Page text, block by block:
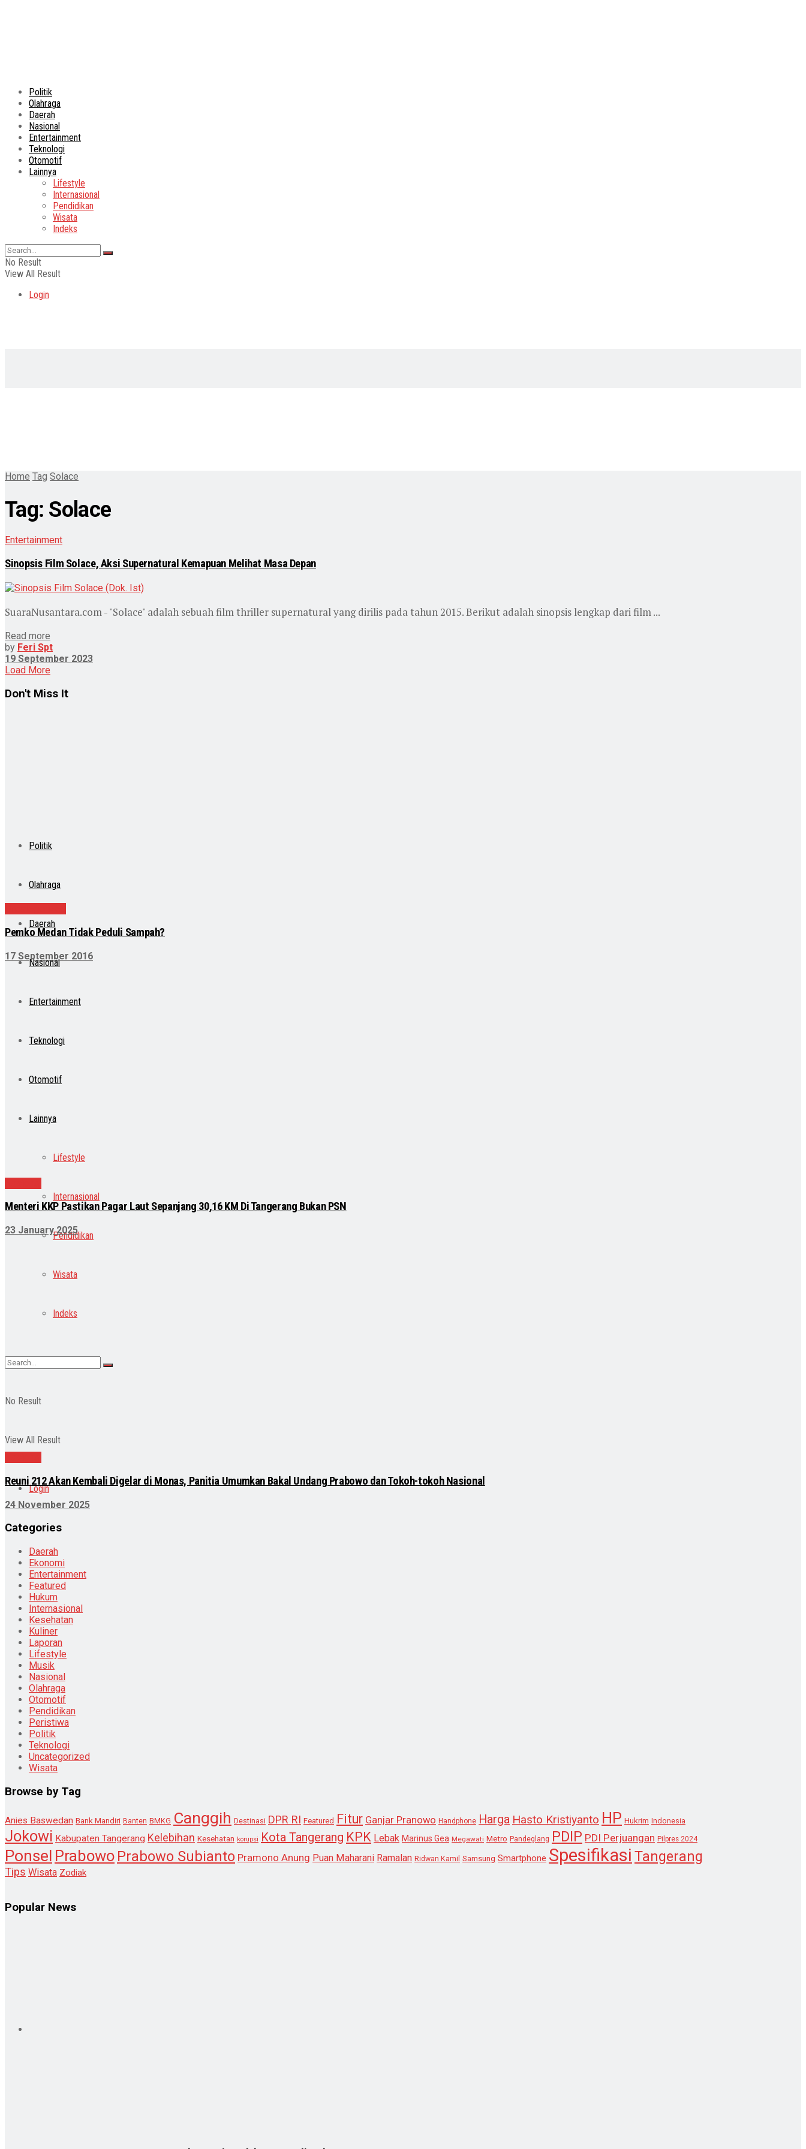
Politik
Olahraga
Daerah
Nasional
Entertainment
Teknologi
Otomotif
Lainnya
Lifestyle
Internasional
Pendidikan
Wisata
Indeks
No Result
View All Result
Login
Politik
Olahraga
Daerah
Nasional
Entertainment
Teknologi
Otomotif
Lainnya
Lifestyle
Internasional
Pendidikan
Wisata
Indeks
No Result
View All Result
Login
Home Tag Solace
Tag: Solace
Entertainment
Sinopsis Film Solace, Aksi Supernatural Kemapuan Melihat Masa Depan
SuaraNusantara.com - "Solace" adalah sebuah film thriller supernatural yang dirilis pada tahun 2015. Berikut adalah sinopsis lengkap dari film ...
Read more
by Feri Spt
19 September 2023
Load More
Don't Miss It
Pemko Medan Tidak Peduli Sampah?
17 September 2016
Menteri KKP Pastikan Pagar Laut Sepanjang 30,16 KM Di Tangerang Bukan PSN
23 January 2025
Reuni 212 Akan Kembali Digelar di Monas, Panitia Umumkan Bakal Undang Prabowo dan Tokoh-tokoh Nasional
24 November 2025
Categories
Daerah
Ekonomi
Entertainment
Featured
Hukum
Internasional
Kesehatan
Kuliner
Laporan
Lifestyle
Musik
Nasional
Olahraga
Otomotif
Pendidikan
Peristiwa
Politik
Teknologi
Uncategorized
Wisata
Browse by Tag
Anies Baswedan Bank Mandiri Banten BMKG Canggih Destinasi DPR RI Featured Fitur Ganjar Pranowo Handphone Harga Hasto Kristiyanto HP Hukrim Indonesia
Jokowi Kabupaten Tangerang Kelebihan Kesehatan korupsi Kota Tangerang KPK Lebak Marinus Gea Megawati Metro Pandeglang PDIP PDI Perjuangan Pilpres 2024
Ponsel Prabowo Prabowo Subianto Pramono Anung Puan Maharani Ramalan Ridwan Kamil Samsung Smartphone Spesifikasi Tangerang
Tips Wisata Zodiak
Popular News